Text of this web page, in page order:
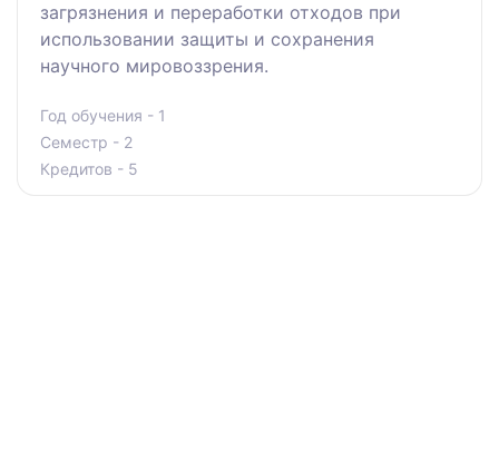
загрязнения и переработки отходов при
использовании защиты и сохранения
научного мировоззрения.
Год обучения - 1
Семестр - 2
Кредитов - 5